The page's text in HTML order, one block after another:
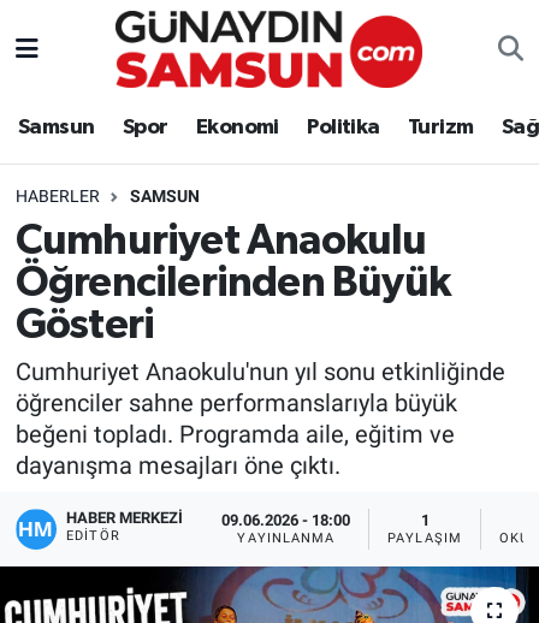
Samsun Spor Ekonomi Politika Turizm
HABERLER SAMSUN
Cumhuriyet Anaokulu
Öğrencilerinden Büyük
Gösteri
Cumhuriyet Anaokulu'nun yıl sonu etkinliğinde
öğrenciler sahne performanslarıyla büyük
beğeni topladı. Programda aile, eğitim ve
dayanışma mesajları öne çıktı.
HABER MERKEZİ
EDITÖR
09.06.2026 - 18:00
YAYINLANMA
1
PAYLAŞIM
Samsun
Politika
Turizm
Sağlık
Eğitim
Yaşam
Kültür Sanat
Nöbetçi Eczaneler
Süper Lig Puan Durumu ve Fikstür
Tüm Manşetler
Son Dakika Haberleri
Haber Arşivi